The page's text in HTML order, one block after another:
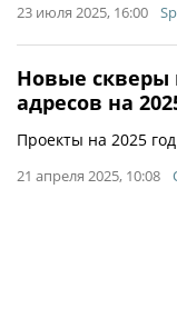
23 июля 2025, 16:00
Новые скверы
адресов на
Проекты на 2025
21 апреля 2025, 10:08